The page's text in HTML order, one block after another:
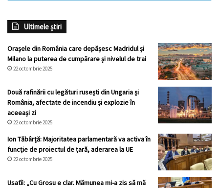
Ultimele știri
Orașele din România care depășesc Madridul și
Milano la puterea de cumpărare și nivelul de trai
22 octombrie 2025
Două rafinării cu legături rusești din Ungaria și
România, afectate de incendiu și explozie în
aceeași zi
22 octombrie 2025
Ion Tăbârță: Majoritatea parlamentară va activa în
funcție de proiectul de țară, aderarea la UE
22 octombrie 2025
Usatîi: „Cu Grosu e clar. Mămunea mi-a zis să mă